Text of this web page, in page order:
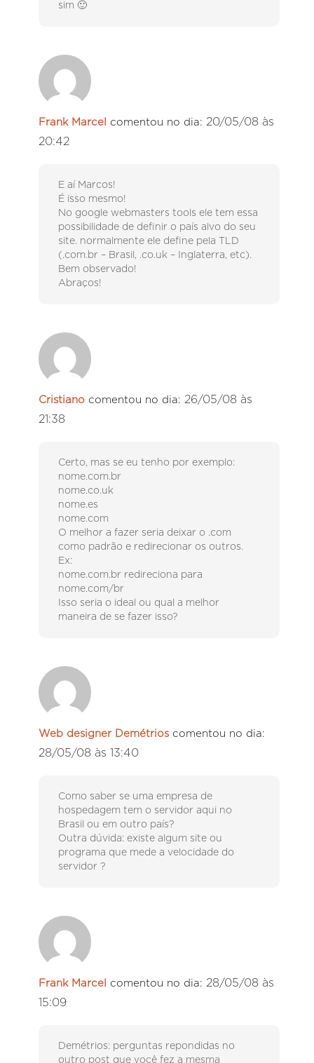
sim 🙂
Frank Marcel comentou no dia: 20/05/08 às
20:42
E aí Marcos!
É isso mesmo!
No google webmasters tools ele tem essa
possibilidade de definir o país alvo do seu
site. normalmente ele define pela TLD
(.com.br – Brasil, .co.uk – Inglaterra, etc).
Bem observado!
Abraços!
Cristiano comentou no dia: 26/05/08 às
21:38
Certo, mas se eu tenho por exemplo:
nome.com.br
nome.co.uk
nome.es
nome.com
O melhor a fazer seria deixar o .com
como padrão e redirecionar os outros.
Ex:
nome.com.br redireciona para
nome.com/br
Isso seria o ideal ou qual a melhor
maneira de se fazer isso?
Web designer Demétrios comentou no dia:
28/05/08 às 13:40
Como saber se uma empresa de
hospedagem tem o servidor aqui no
Brasil ou em outro país?
Outra dúvida: existe algum site ou
programa que mede a velocidade do
servidor ?
Frank Marcel comentou no dia: 28/05/08 às
15:09
Demétrios: perguntas repondidas no
outro post que você fez a mesma